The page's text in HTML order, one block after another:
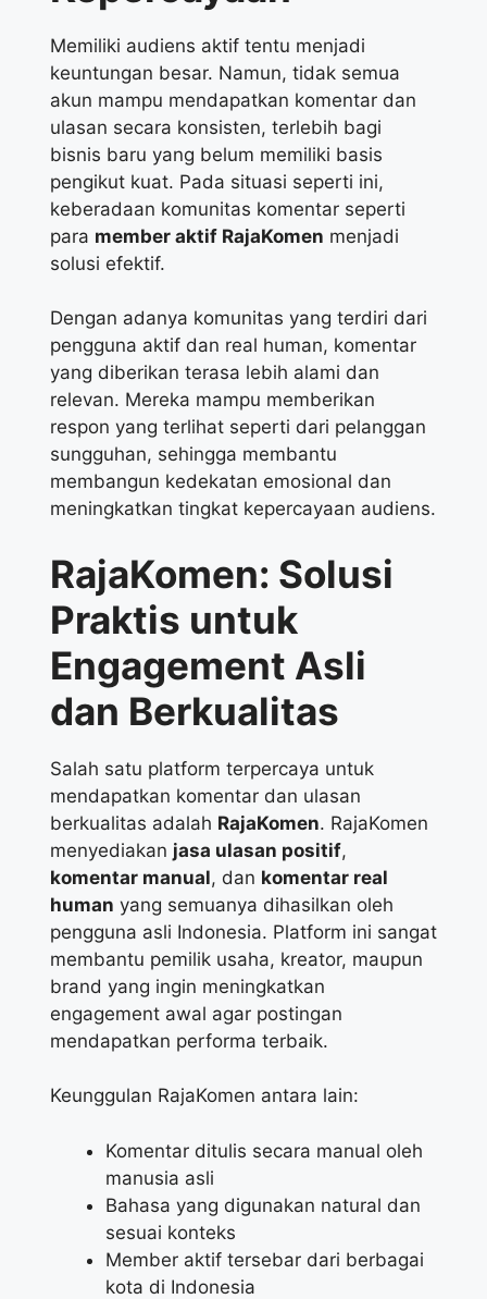
Memiliki audiens aktif tentu menjadi
keuntungan besar. Namun, tidak semua
akun mampu mendapatkan komentar dan
ulasan secara konsisten, terlebih bagi
bisnis baru yang belum memiliki basis
pengikut kuat. Pada situasi seperti ini,
keberadaan komunitas komentar seperti
para member aktif RajaKomen menjadi
solusi efektif.
Dengan adanya komunitas yang terdiri dari
pengguna aktif dan real human, komentar
yang diberikan terasa lebih alami dan
relevan. Mereka mampu memberikan
respon yang terlihat seperti dari pelanggan
sungguhan, sehingga membantu
membangun kedekatan emosional dan
meningkatkan tingkat kepercayaan audiens.
RajaKomen: Solusi
Praktis untuk
Engagement Asli
dan Berkualitas
Salah satu platform terpercaya untuk
mendapatkan komentar dan ulasan
berkualitas adalah RajaKomen. RajaKomen
menyediakan jasa ulasan positif,
komentar manual, dan komentar real
human yang semuanya dihasilkan oleh
pengguna asli Indonesia. Platform ini sangat
membantu pemilik usaha, kreator, maupun
brand yang ingin meningkatkan
engagement awal agar postingan
mendapatkan performa terbaik.
Keunggulan RajaKomen antara lain:
Komentar ditulis secara manual oleh
manusia asli
Bahasa yang digunakan natural dan
sesuai konteks
Member aktif tersebar dari berbagai
kota di Indonesia